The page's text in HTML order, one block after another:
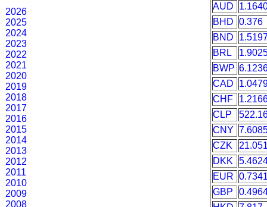
2026
2025
2024
2023
2022
2021
2020
2019
2018
2017
2016
2015
2014
2013
2012
2011
2010
2009
2008
AUD
BHD
0.376
BND
BRL
BWP
CAD
CHF
CLP
CNY
CZK
DKK
EUR
GBP